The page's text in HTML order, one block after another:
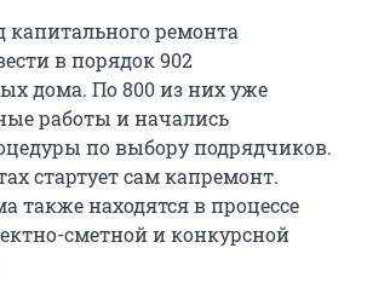
капитального ремонта
в порядок 902
дома. По 800 из них уже
работы и начались
по выбору подрядчиков.
стартует сам капремонт.
также находятся в процессе
сметной и конкурсной